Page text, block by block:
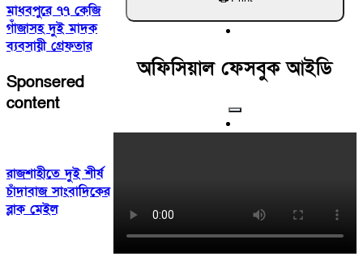
মাধবপুরে ৭৭ কেজি
গাঁজাসহ দুই মাদক
ব্যবসায়ী গ্রেফতার
Sponsered
content
রাজশাহীতে দুই শীর্ষ
চাঁদাবাজ সাংবাদিকের
ব্লাক মেইল
অফিসিয়াল ফেসবুক আইডি